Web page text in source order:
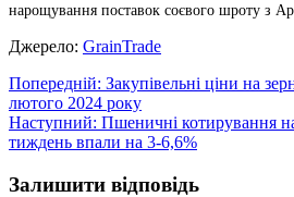
нарощування поставок соєвого шроту з
Джерело: GrainTrade
Навігація
записів
Попередній: Закупівельні ціни на
лютого 2024 року
Наступний: Пшеничні котирування
тиждень впали на 3-6,6%
Залишити відповідь